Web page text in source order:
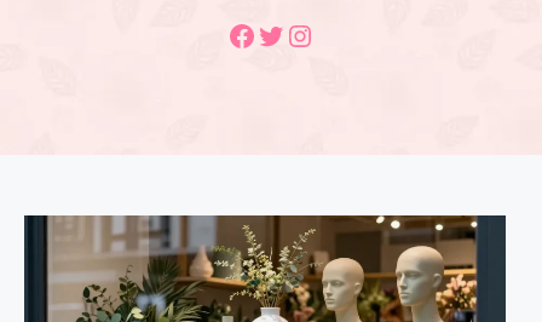
Facebook
Twitter
Instagram